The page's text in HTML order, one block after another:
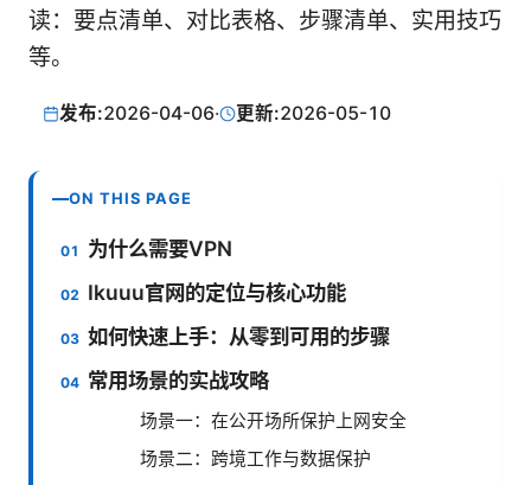
读：要点清单、对比表格、步骤清单、实用技巧
等。
发布:2026-04-06· 更新:2026-05-10
ON THIS PAGE
为什么需要VPN
Ikuuu官网的定位与核心功能
如何快速上手：从零到可用的步骤
常用场景的实战攻略
场景一：在公开场所保护上网安全
场景二：跨境工作与数据保护